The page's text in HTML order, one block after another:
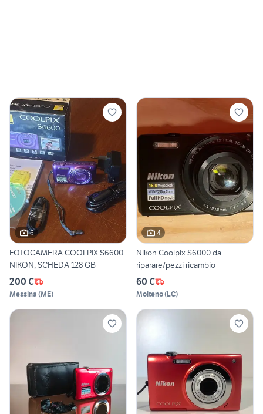
6
FOTOCAMERA COOLPIX S6600
NIKON, SCHEDA 128 GB
200 €
Messina (ME)
4
Nikon Coolpix S6000 da
riparare/pezzi ricambio
60 €
Molteno(LC)